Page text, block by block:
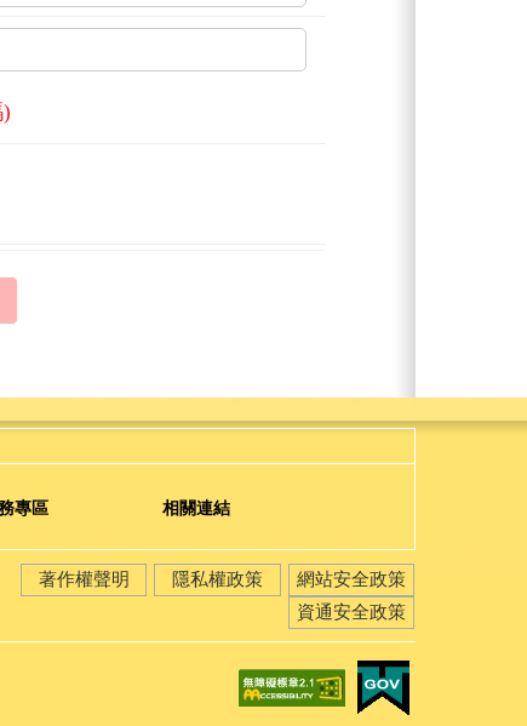
專區 相關連結
著作權聲明 隱私權政策
網站安全政策
資通安全政策